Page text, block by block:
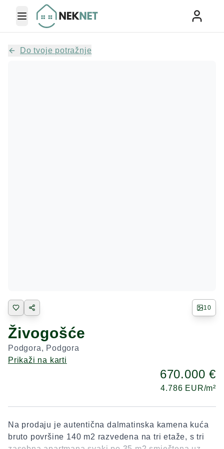
Toggle Menu
Do tvoje potražnje
10
Živogošće
Podgora, Podgora
Prikaži na karti
670.000 €
4.786 EUR/m²
Na prodaju je autentična dalmatinska kamena kuća
bruto površine 140 m2 razvedena na tri etaže, s tri